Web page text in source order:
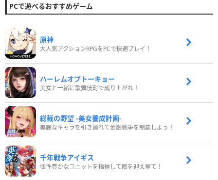
PCで遊べるおすすめゲーム
原神
大人気アクションRPGをPCで快適プレイ！
ハーレムオブトーキョー
美女と一緒に歌舞伎町で成り上がれ！
総裁の野望 -美女養成計画-
美麗なキャラを引き連れて金融戦争を制覇しよう！
千年戦争アイギス
個性豊かなユニットを指揮して敵を迎え撃て！